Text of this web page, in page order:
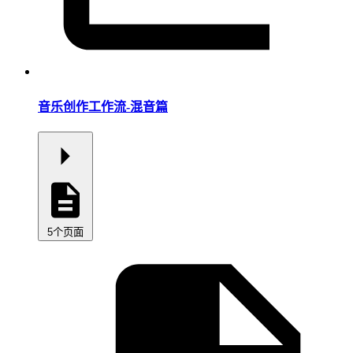
音乐创作工作流-混音篇
5个页面